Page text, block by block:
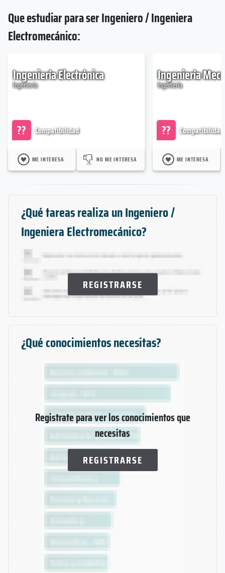
Que estudiar para ser Ingeniero / Ingeniera
Electromecánico:
Ingeniería Electrónica
Ingeniería
Compatibilidad
??
ME INTERESA NO ME INTERESA
Ingeniería
Ingeniería
Compatibilidad
??
ME INTERESA
¿Qué tareas realiza un Ingeniero /
Ingeniera Electromecánico?
REGISTRARSE
¿Qué conocimientos necesitas?
Registrate para ver los conocimientos que
necesitas
REGISTRARSE